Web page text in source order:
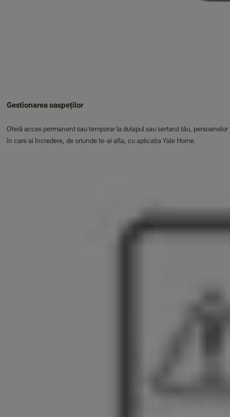
Gestionarea oaspeților
Oferă acces permanent sau temporar la dulapul sau sertarul tău, persoanelor
în care ai încredere, de oriunde te-ai afla, cu aplicația Yale Home.